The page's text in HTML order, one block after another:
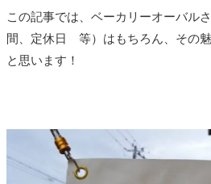
この記事では、ベーカリーオーバル
間、定休日 等）はもちろん、その
と思います！